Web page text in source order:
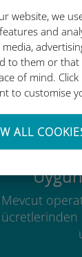
website, we
and
them or
of mind.
to customise
ALL
Mevcut
ücretlerinden